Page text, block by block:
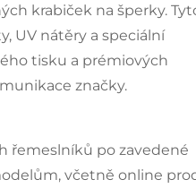
krabiček na šperky.
UV nátěry a speciální
tisku a prémiových
značky.
řemeslníků po zavedené
včetně online